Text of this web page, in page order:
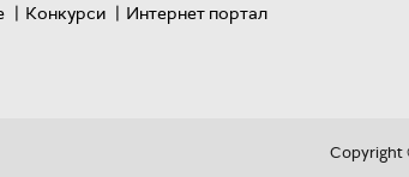
| Конкурси | Интернет портал
Copyright